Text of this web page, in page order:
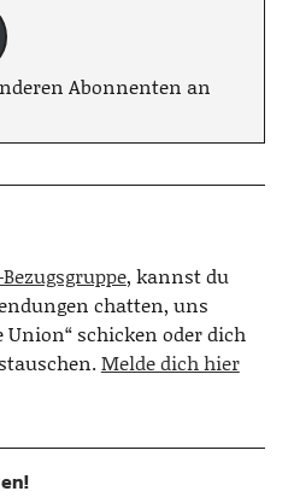
Abonnenten an
, kannst du
chatten, uns
Union“ schicken oder dich
Melde dich hier